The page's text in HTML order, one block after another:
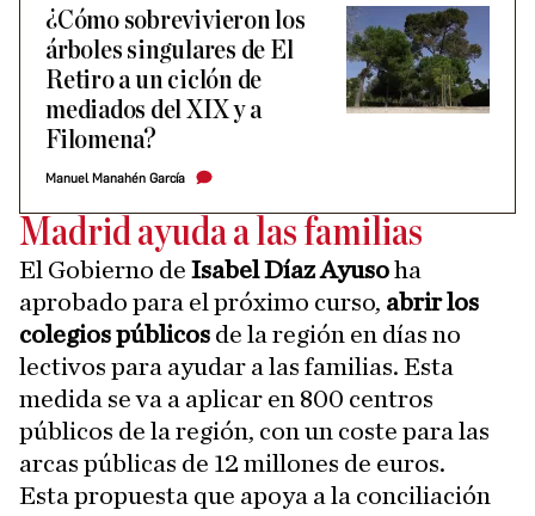
¿Cómo sobrevivieron los
árboles singulares de El
Retiro a un ciclón de
mediados del XIX y a
Filomena?
Manuel Manahén García
Madrid ayuda a las familias
El Gobierno de Isabel Díaz Ayusoha
aprobado para el próximo curso, abrir los
colegios públicos de la región en días no
lectivos para ayudar a las familias. Esta
medida se va a aplicar en 800 centros
públicos de la región, con un coste para las
arcas públicas de 12 millones de euros.
Esta propuesta que apoya a la conciliación